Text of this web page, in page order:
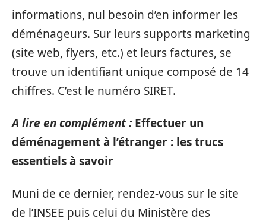
informations, nul besoin d’en informer les
déménageurs. Sur leurs supports marketing
(site web, flyers, etc.) et leurs factures, se
trouve un identifiant unique composé de 14
chiffres. C’est le numéro SIRET.
A lire en complément : Effectuer un
déménagement à l’étranger : les trucs
essentiels à savoir
Muni de ce dernier, rendez-vous sur le site
de l’INSEE puis celui du Ministère des